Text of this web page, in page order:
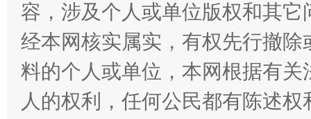
招工难、用工荒背后
容，涉及个人或单位版权和其它
经本网核实属实，有权先行撤
料的个人或单位，本网根据有
人的权利，任何公民都有陈述